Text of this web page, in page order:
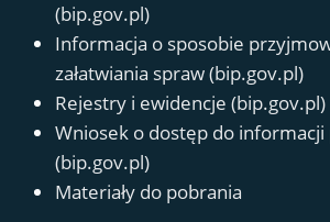
(bip.gov.pl)
Informacja o sposobie
załatwiania spraw (bip.gov.pl)
Rejestry i ewidencje (bip.gov.pl)
Wniosek o dostęp do informacji
(bip.gov.pl)
Materiały do pobrania